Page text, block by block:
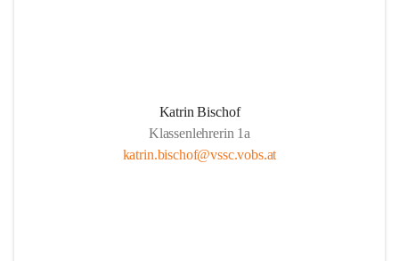
Katrin Bischof
Klassenlehrerin 1a
katrin.bischof@vssc.vobs.at